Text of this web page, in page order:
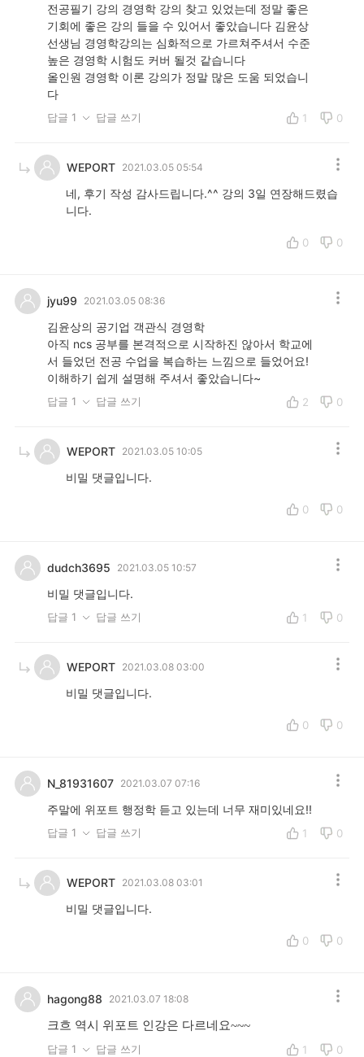
전공필기 강의 경영학 강의 찾고 있었는데 정말 좋은
기회에 좋은 강의 들을 수 있어서 좋았습니다 김윤상
선생님 경영학강의는 심화적으로 가르쳐주셔서 수준
높은 경영학 시험도 커버 될것 같습니다
올인원 경영학 이론 강의가 정말 많은 도움 되었습니
다
답글 1 답글 쓰기 1 0
WEPORT 2021.03.05 05:54
네, 후기 작성 감사드립니다.^^ 강의 3일 연장해드렸습
니다.
0 0
jyu99 2021.03.05 08:36
김윤상의 공기업 객관식 경영학
아직 ncs 공부를 본격적으로 시작하진 않아서 학교에
서 들었던 전공 수업을 복습하는 느낌으로 들었어요!
이해하기 쉽게 설명해 주셔서 좋았습니다~
답글 1 답글 쓰기 2 0
WEPORT 2021.03.05 10:05
비밀 댓글입니다.
0 0
dudch3695 2021.03.05 10:57
비밀 댓글입니다.
답글 1 답글 쓰기 1 0
WEPORT 2021.03.08 03:00
비밀 댓글입니다.
0 0
N_81931607 2021.03.07 07:16
주말에 위포트 행정학 듣고 있는데 너무 재미있네요!!
답글 1 답글 쓰기 1 0
WEPORT 2021.03.08 03:01
비밀 댓글입니다.
0 0
hagong88 2021.03.07 18:08
크흐 역시 위포트 인강은 다르네요~~~
답글 1
답글 쓰기 1 0